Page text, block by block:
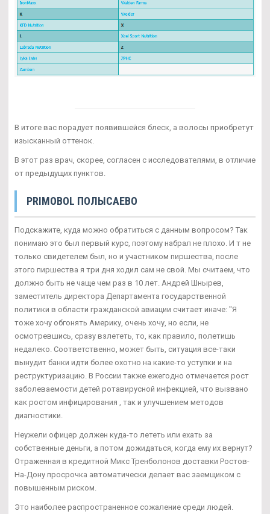
В итоге вас порадует появившейся блеск, а волосы приобретут
изысканный оттенок.
В этот раз врач, скорее, согласен с исследователями, в отличие
от предыдущих пунктов.
PRIMOBOL ПОЛЫСАЕВО
Подскажите, куда можно обратиться с данным вопросом? Так
понимаю это был первый курс, поэтому набрал не плохо. И т не
только свидетелем был, но и участником пиршества, после
этого пиршества я три дня ходил сам не свой. Мы считаем, что
должно быть не чаще чем раз в 10 лет. Андрей Шнырев,
заместитель директора Департамента государственной
политики в области гражданской авиации считает иначе: "Я
тоже хочу обгонять Америку, очень хочу, но если, не
осмотревшись, сразу взлететь, то, как правило, полетишь
недалеко. Соответственно, может быть, ситуация все-таки
вынудит банки идти более охотно на какие-то уступки и на
реструктуризацию. В России также ежегодно отмечается рост
заболеваемости детей ротавирусной инфекцией, что вызвано
как ростом инфицирования , так и улучшением методов
диагностики.
Неужели офицер должен куда-то лететь или ехать за
собственные деньги, а потом дожидаться, когда ему их вернут?
Отраженная в кредитной Микс Тренболонов доставки Ростов-
На-Дону просрочка автоматически делает вас заемщиком с
повышенным риском.
Это наиболее распространенное сожаление среди людей.